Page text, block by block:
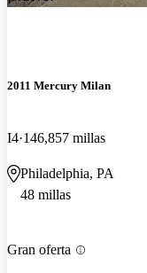
2011 Mercury Milan
I4 146,857 millas
Philadelphia, PA
48 millas
Gran oferta